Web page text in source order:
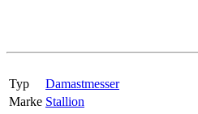
Typ
Damastmesser
Marke Stallion